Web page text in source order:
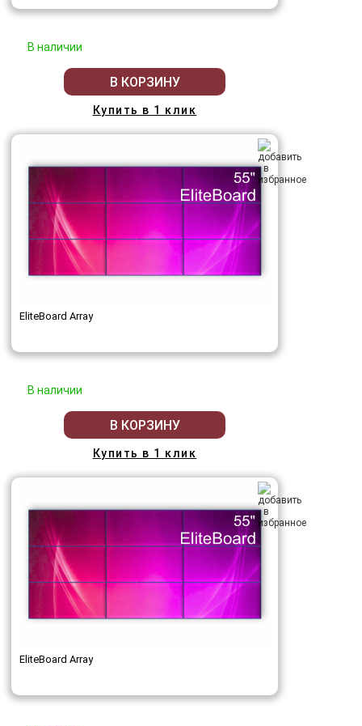
В наличии
В КОРЗИНУ
Купить в 1 клик
EliteBoard Array
В наличии
В КОРЗИНУ
Купить в 1 клик
EliteBoard Array